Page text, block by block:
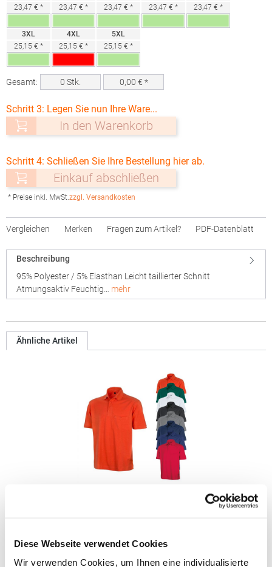
Diese Webseite verwendet Cookies
Wir verwenden Cookies, um Ihnen eine individualisierte
23,47 € *
23,47 € *
23,47 € *
23,47 € *
23,47 € *
3XL
25,15 € *
4XL
25,15 € *
5XL
25,15 € *
Gesamt: 0 Stk. 0,00 € *
Schritt 3: Legen Sie nun Ihre Ware...
In den Warenkorb
Schritt 4: Schließen Sie Ihre Bestellung hier ab.
Einkauf abschließen
* Preise inkl. MwSt.zzgl. Versandkosten
Vergleichen Merken Fragen zum Artikel? PDF-Datenblatt
Beschreibung
95% Polyester / 5% Elasthan Leicht taillierter Schnitt
Atmungsaktiv Feuchtig… mehr
Ähnliche Artikel
RT312 Result WORK-GUARD Apex Poloshirt Kurzarm
mit Polyfilm für Formstabilität Flachstrick-Kragen und